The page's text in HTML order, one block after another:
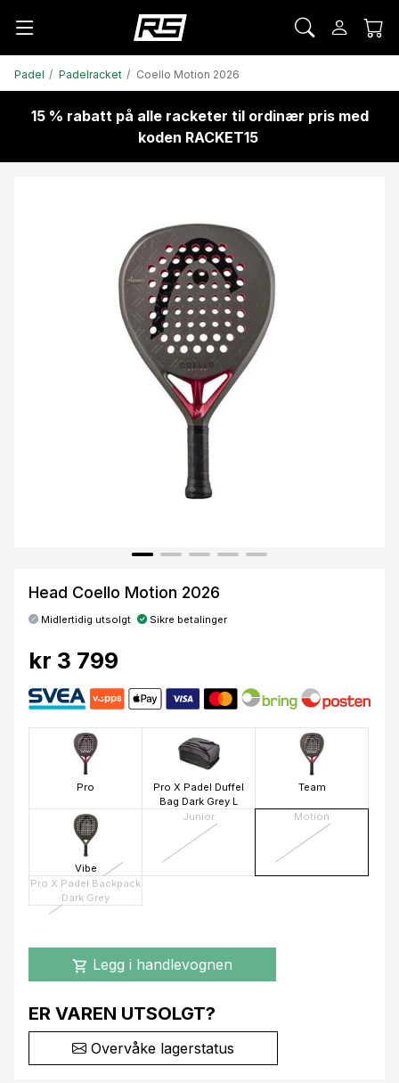
Padel Padelracket Coello Motion 2026
15 % rabatt på alle racketer til ordinær pris med
koden RACKET15
Head Coello Motion 2026
Midlertidig utsolgt Sikre betalinger
kr 3 799
Pro
Pro X Padel Duffel
Bag Dark Grey L
Team
Vibe
Junior Motion
Pro X Padel Backpack
Dark Grey
shopping_cart Legg i handlevognen
ER VAREN UTSOLGT?
Overvåke lagerstatus